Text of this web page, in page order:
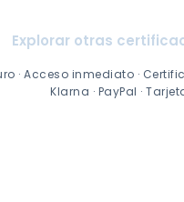
Explorar otras
· Acceso inmediato ·
Klarna · PayPal ·